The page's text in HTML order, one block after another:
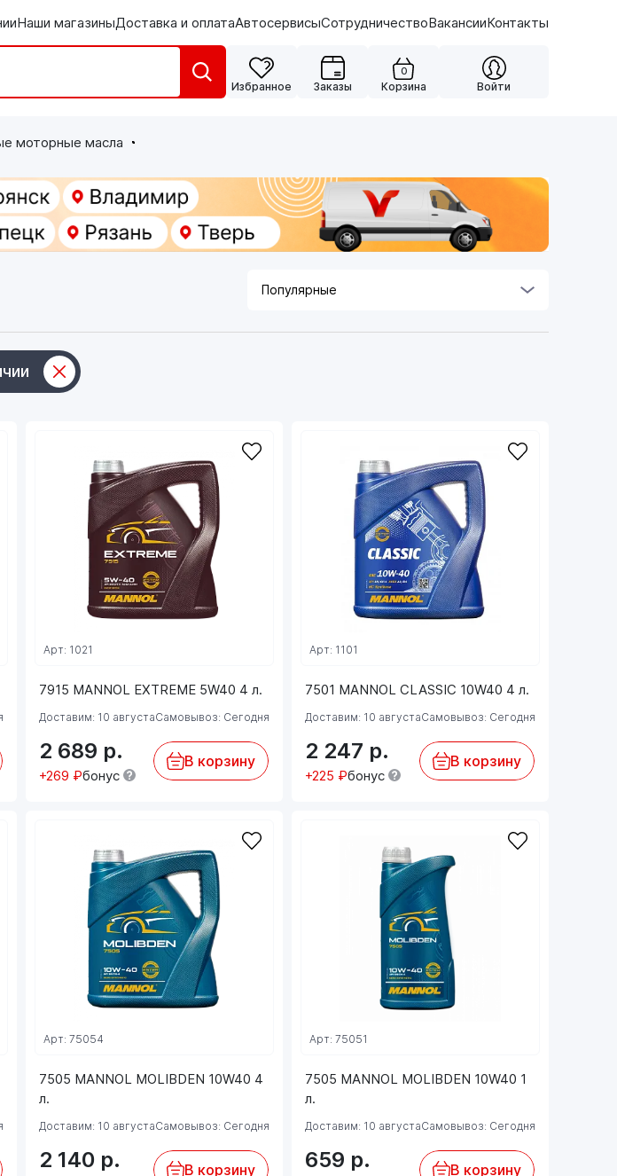
Наши магазиныДоставка и оплатаАвтосервисыСотрудничествоВакансииКонтакты
Избранное Заказы
0
Корзина Войти
моторные масла
7915 MANNOL EXTREME 5W40 4 л.
Арт: 1021
Доставим: 10 августаСамовывоз: Сегодня
2 689 р.
+269 ₽бонус
В корзину
7501 MANNOL CLASSIC 10W40 4 л.
Арт: 1101
Доставим: 10 августаСамовывоз: Сегодня
2 247 р.
+225 ₽бонус
В корзину
7505 MANNOL MOLIBDEN 10W40 4
л.
Арт: 75054
Доставим: 10 августаСамовывоз: Сегодня
2 140 р. В корзину
7505 MANNOL MOLIBDEN 10W40 1
л.
Арт: 75051
Доставим: 10 августаСамовывоз: Сегодня
659 р. В корзину